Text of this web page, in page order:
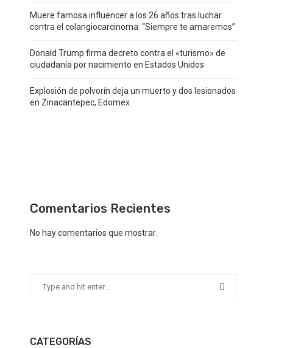
Muere famosa influencer a los 26 años tras luchar
contra el colangiocarcinoma: “Siempre te amaremos”
Donald Trump firma decreto contra el «turismo» de
ciudadanía por nacimiento en Estados Unidos
Explosión de polvorín deja un muerto y dos lesionados
en Zinacantepec, Edomex
Comentarios Recientes
No hay comentarios que mostrar.
CATEGORÍAS